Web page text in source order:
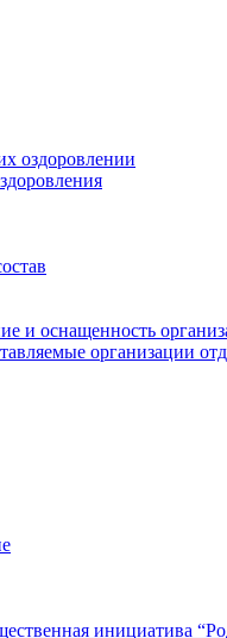
оздоровлении
и оснащенность
организации
инициатива